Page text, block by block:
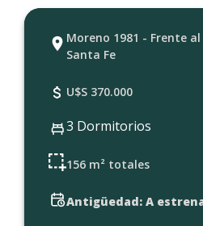
Moreno 1981 - Frente al
Santa Fe
U$S 370.000
3 Dormitorios
156 m² totales
Antigüedad: A